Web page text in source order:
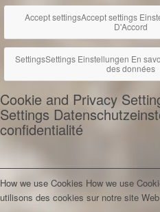
Accept settingsAccept settings
D'Accord
SettingsSettings Einstellungen En
des données
Cookie and Privacy
Settings
confidentialité
How we use Cookies How we use
utilisons des cookies sur notre site Web